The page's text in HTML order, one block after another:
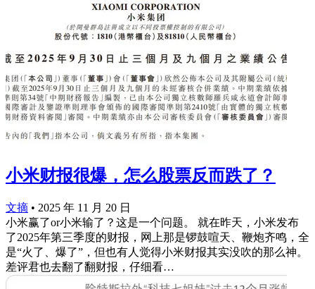
小米财报很爆，怎么股票反而跌了？
文摘 • 2025 年 11 月 20 日
小米赢了or小米输了？这是一个问题。 就在昨天，小米发布
了2025年第三季度的财报，网上那是锣鼓喧天、鞭炮齐鸣，全
是“火了、爆了”，但也有人觉得小米财报其实没吹的那么神。
差评君也去翻了翻财报，仔细看…